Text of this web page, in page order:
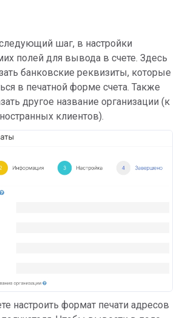
шаг, в настройки
полей для вывода в счете. Здесь
банковские реквизиты, которые
в печатной форме счета. Также
другое название организации (к
клиентов).
настроить формат печати адресов